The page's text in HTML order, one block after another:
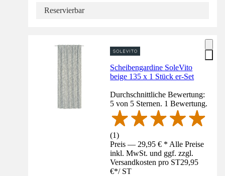
Reservierbar
Scheibengardine SoleVito
beige 135 x 1 Stück er-Set
Durchschnittliche Bewertung:
5 von 5 Sternen. 1 Bewertung.
(1)
Preis — 29,95 € * Alle Preise
inkl. MwSt. und ggf. zzgl.
Versandkosten pro ST29,95
€*/ ST